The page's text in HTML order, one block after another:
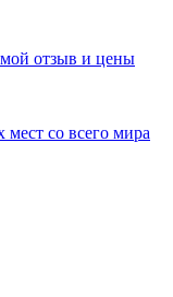
отзыв и цены
со всего мира